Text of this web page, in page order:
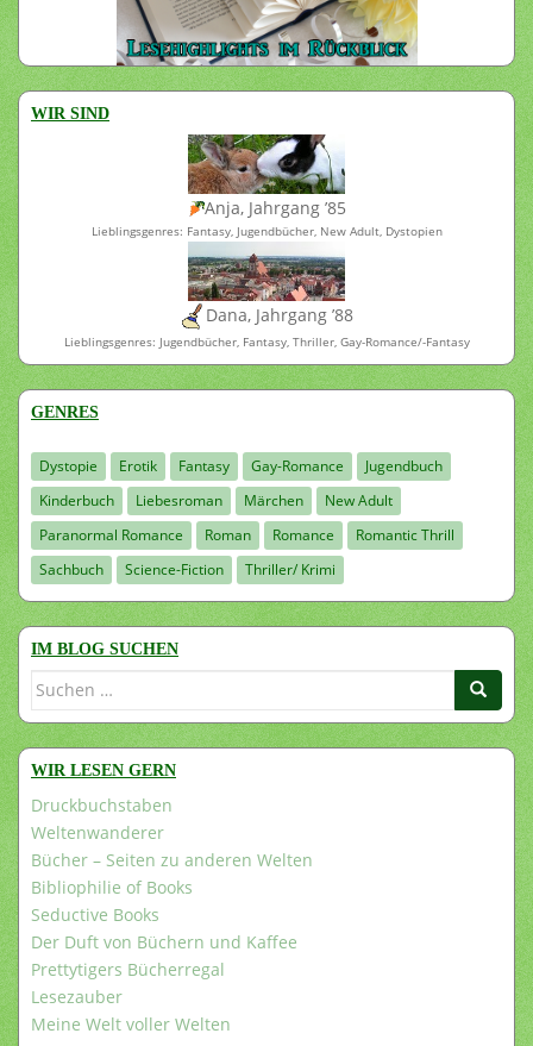
WIR SIND
Anja, Jahrgang ’85
Lieblingsgenres: Fantasy, Jugendbücher, New Adult, Dystopien
Dana, Jahrgang ’88
Lieblingsgenres: Jugendbücher, Fantasy, Thriller, Gay-Romance/-Fantasy
GENRES
Dystopie Erotik Fantasy Gay-Romance
Jugendbuch
Kinderbuch
Liebesroman Märchen
New Adult
Paranormal Romance
Roman Romance
Romantic Thrill
Sachbuch
Science-Fiction Thriller/ Krimi
IM BLOG SUCHEN
Suchen
WIR LESEN GERN
Druckbuchstaben
Weltenwanderer
Bücher – Seiten zu anderen Welten
Bibliophilie of Books
Seductive Books
Der Duft von Büchern und Kaffee
Prettytigers Bücherregal
Lesezauber
Meine Welt voller Welten